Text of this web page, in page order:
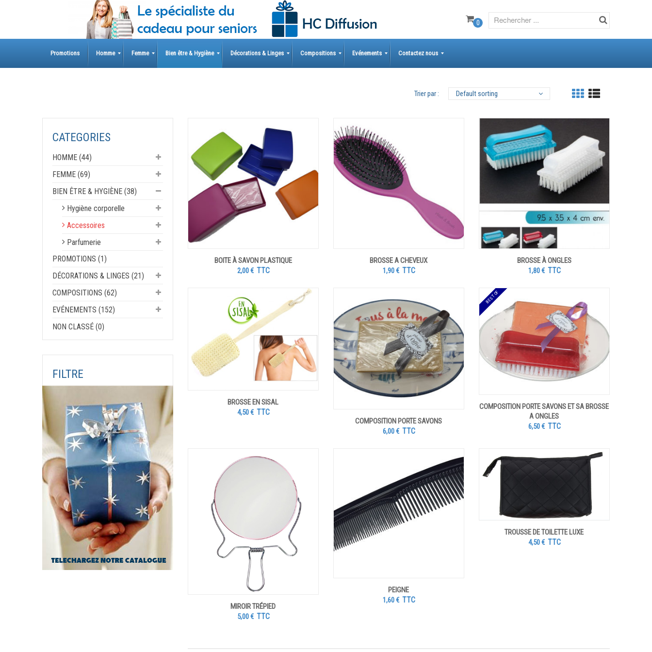
0
Promotions Homme Femme Bien être & Hygiène Décorations & Linges Compositions Evénements Contactez nous
CATEGORIES
HOMME (44)
FEMME (69)
BIEN ÊTRE & HYGIÈNE (38)
Hygiène corporelle
Accessoires
Parfumerie
PROMOTIONS (1)
DÉCORATIONS & LINGES (21)
COMPOSITIONS (62)
EVÉNEMENTS (152)
NON CLASSÉ (0)
FILTRE
Trier par : Default sorting
BOITE À SAVON PLASTIQUE
2,00€ TTC
BROSSE A CHEVEUX
1,90€ TTC
BROSSE À ONGLES
1,80€ TTC
BROSSE EN SISAL
4,50€ TTC
COMPOSITION PORTE SAVONS
6,00€ TTC
BEST OF
COMPOSITION PORTE SAVONS ET SA BROSSE
A ONGLES
6,50€ TTC
MIROIR TRÉPIED
5,00€ TTC
PEIGNE
1,60€ TTC
TROUSSE DE TOILETTE LUXE
4,50€ TTC